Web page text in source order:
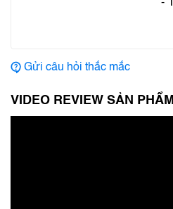
Gửi câu hỏi thắc mắc
VIDEO REVIEW SẢN PHẨM